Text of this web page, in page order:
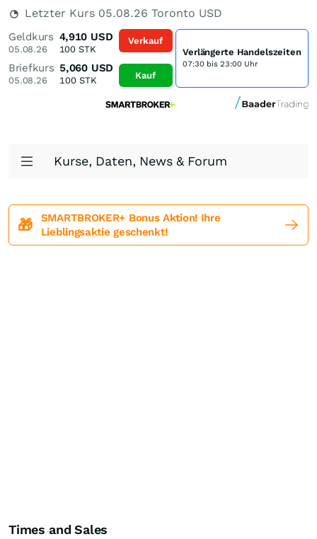
Letzter Kurs 05.08.26 Toronto USD
Geldkurs
05.08.26
4,910 USD
100 STK
Briefkurs
05.08.26
5,060 USD
100STK
Verkauf
Kauf
Verlängerte Handelszeiten
07:30 bis 23:00 Uhr
Kurse, Daten, News & Forum
🎁
SMARTBROKER+ Bonus Aktion! Ihre
Lieblingsaktie geschenkt!
Times and Sales